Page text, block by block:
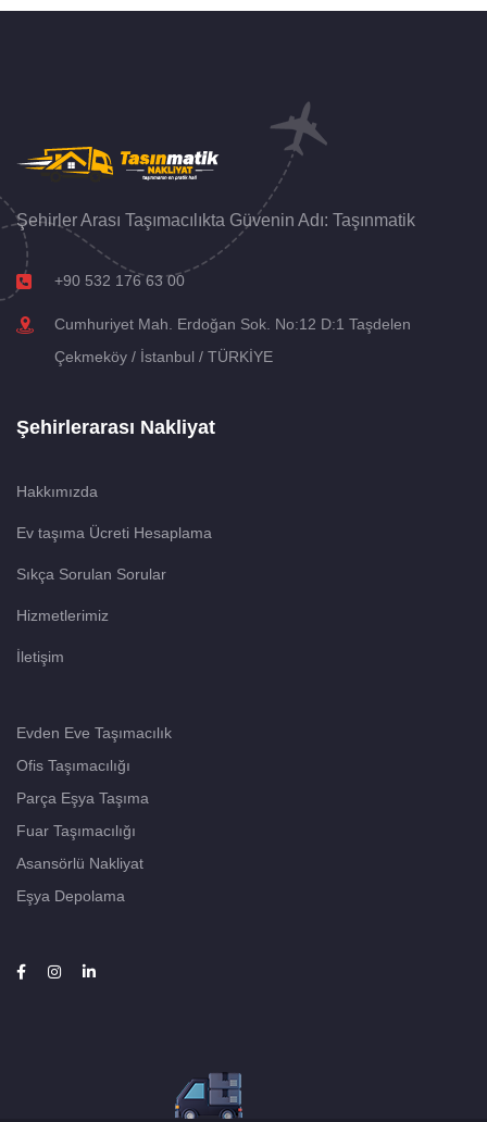
Şehirler Arası Taşımacılıkta Güvenin Adı: Taşınmatik
+90 532 176 63 00
Cumhuriyet Mah. Erdoğan Sok. No:12 D:1 Taşdelen
Çekmeköy / İstanbul / TÜRKİYE
Şehirlerarası Nakliyat
Hakkımızda
Ev taşıma Ücreti Hesaplama
Sıkça Sorulan Sorular
Hizmetlerimiz
İletişim
Evden Eve Taşımacılık
Ofis Taşımacılığı
Parça Eşya Taşıma
Fuar Taşımacılığı
Asansörlü Nakliyat
Eşya Depolama